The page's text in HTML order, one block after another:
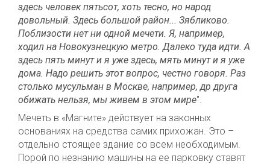
здесь человек пятьсот, хоть тесно, но народ
довольный. Здесь большой район... Зябликово.
Поблизости нет ни одной мечети. Я, например,
ходил на Новокузнецкую метро. Далеко туда идти. А
здесь пять минут и я уже здесь, мять минут и я уже
дома. Надо решить этот вопрос, честно говоря. Раз
столько мусульман в Москве, например, др друга
обижать нельзя, мы живем в этом мире".
Мечеть в «Магните» действует на законных
основаниях на средства самих прихожан. Это –
отдельно стоящее здание со всем необходимым.
Порой по незнанию машины на ее парковку ставят